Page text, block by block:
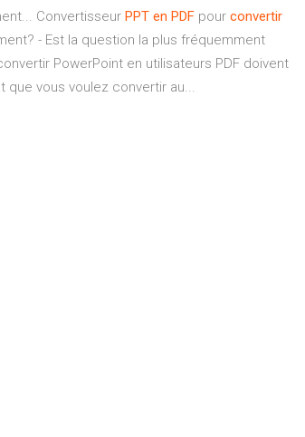
Convertisseur PPT en PDF pour convertir
- Est la question la plus fréquemment
PowerPoint en utilisateurs PDF doivent
que vous voulez convertir au...